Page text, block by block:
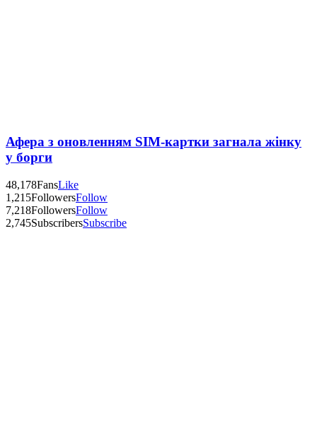
Афера з оновленням SIM-картки загнала жінку
у борги
48,178FansLike
1,215FollowersFollow
7,218FollowersFollow
2,745SubscribersSubscribe